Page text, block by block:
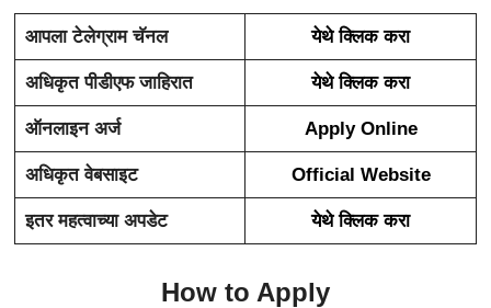
आपला टेलेग्राम चॅनल येथे क्लिक करा
अधिकृत पीडीएफ जाहिरात येथे क्लिक करा
ऑनलाइन अर्ज Apply Online
अधिकृत वेबसाइट Official Website
इतर महत्वाच्या अपडेट येथे क्लिक करा
How to Apply